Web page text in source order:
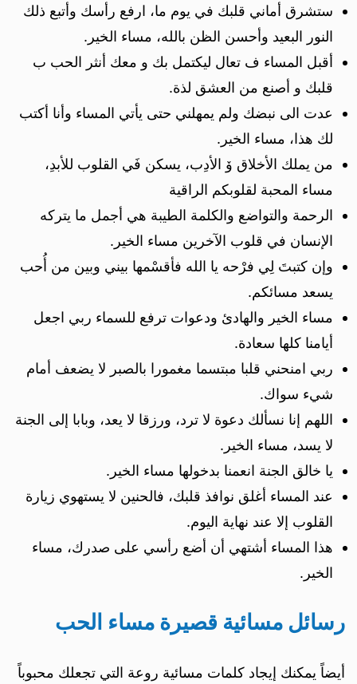
ستشرق أماني قلبك في يوم ما، ارفع رأسك وأتبع ذلك
النور البعيد وأحسن الظن بالله، مساء الخير.
أقبل المساء ف تعال ليكتمل بك و معك أنثر الحب ب
قلبك و أصنع من العشق لذة.
عدت الى نبضك ولم يمهلني حتى يأتي المساء وأنا أكتب
لك هذا، مساء الخير.
من يملك الأخلاق ۆ الأدِب، يسكن فَي القلوب للأبدِ،
مساء المحبة لقلوبكم الراقية
الرحمة والتواضع والكلمة الطيبة هي أجمل ما يتركه
الإنسان في قلوب الآخرين مساء الخير.
وإن كتبتَ لِي فرْحه يا الله فأقسْمها بيني وبين من أُحب
يسعد مسائكم.‏
مساء الخير والهادئ ودعوات ترفع للسماء ربي اجعل
أيامنا كلها سعادة.
ربي امنحني قلبا مبتسما مغمورا بالصبر لا يضعف أمام
شيء سواك.
اللهم إنا نسألك دعوة لا ترد، ورزقا لا يعد، وبابا إلى الجنة
لا يسد، مساء الخير.
يا خالق الجنة انعمنا بدخولها مساء الخير.
عند المساء أغلق نوافذ قلبك، فالحنين لا يستهوي زيارة
القلوب إلا عند نهاية اليوم.
هذا المساء أشتهي أن أضع رأسي على صدرك، مساء
الخير.
رسائل مسائية قصيرة مساء الحب
أيضاً يمكنك إيجاد كلمات مسائية روعة التي تجعلك محبوباً